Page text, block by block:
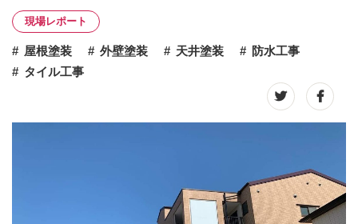
現場レポート
屋根塗装 外壁塗装 天井塗装
防水工事
タイル工事